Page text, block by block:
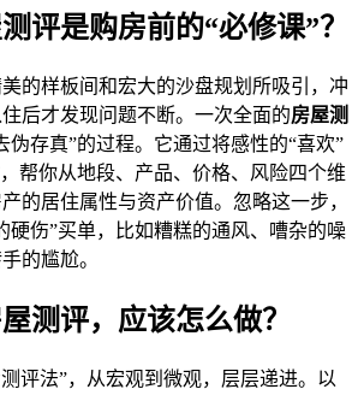
评是购房前的“必修课”？
的样板间和宏大的沙盘规划所吸引，冲
后才发现问题不断。一次全面的房屋测
伪存真”的过程。它通过将感性的“喜欢”
帮你从地段、产品、价格、风险四个维
的居住属性与资产价值。忽略这一步，
硬伤”买单，比如糟糕的通风、嘈杂的噪
的尴尬。
测评，应该怎么做？
评法”，从宏观到微观，层层递进。以